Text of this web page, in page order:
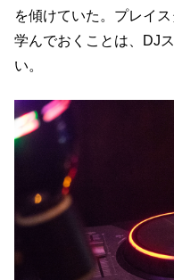
を傾けていた。プレイ
学んでおくことは、DJ
い。